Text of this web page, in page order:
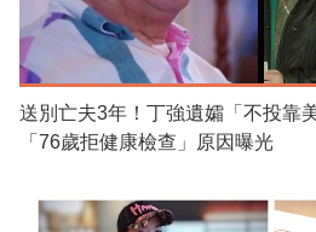
送別亡夫3年！丁強遺孀「不投
「76歲拒健康檢查」原因曝光